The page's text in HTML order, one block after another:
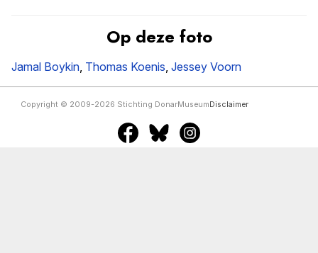
Op deze foto
Jamal Boykin, Thomas Koenis, Jessey Voorn
Copyright © 2009-2026 Stichting DonarMuseum Disclaimer